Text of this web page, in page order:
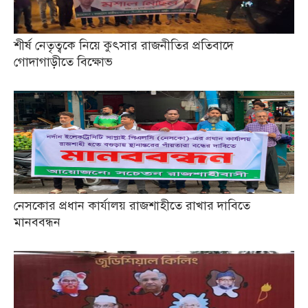
শীর্ষ নেতৃত্বকে নিয়ে কুৎসার রাজনীতির প্রতিবাদে
গোদাগাড়ীতে বিক্ষোভ
নেসকোর প্রধান কার্যালয় রাজশাহীতে রাখার দাবিতে
মানববন্ধন